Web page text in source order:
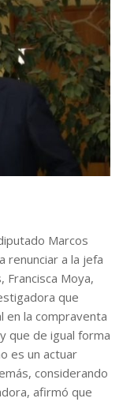
Marcos
renunciar a la jefa
Francisca Moya,
que
en la compraventa
que de igual forma
es un actuar
considerando
afirmó que